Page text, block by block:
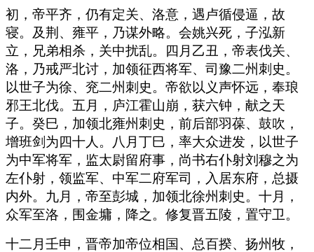
初，帝平齐，仍有定关、洛意，遇卢循侵逼，故
寝。及荆、雍平，乃谋外略。会姚兴死，子泓新
立，兄弟相杀，关中扰乱。四月乙丑，帝表伐关、
洛，乃戒严北讨，加领征西将军、司豫二州刺史。
以世子为徐、兖二州刺史。帝欲以义声怀远，奉琅
邪王北伐。五月，庐江霍山崩，获六钟，献之天
子。癸巳，加领北雍州刺史，前后部羽葆、鼓吹，
增班剑为四十人。八月丁巳，率大众进发，以世子
为中军将军，监太尉留府事，尚书右仆射刘穆之为
左仆射，领监军、中军二府军司，入居东府，总摄
内外。九月，帝至彭城，加领北徐州刺史。十月，
众军至洛，围金墉，降之。修复晋五陵，置守卫。
十二月壬申，晋帝加帝位相国、总百揆、扬州牧，